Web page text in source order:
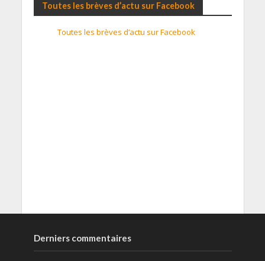
Toutes les brèves d’actu sur Facebook
Toutes les brèves d’actu sur Facebook
Derniers commentaires